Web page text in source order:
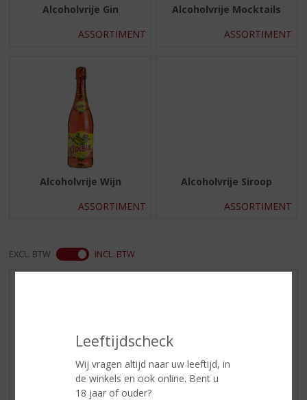
Leeftijdscheck
Wij vragen altijd naar uw leeftijd, in
de winkels en ook online. Bent u
18 jaar of ouder?
Alcoholvrije Gin
ASSORTIMENT
Alcoholvrije Mocktails
ASSORTIMENT
Alcoholvrije Wijn
ASSORTIMENT
Alcoholvrije Siroop
ASSORTIMENT
EXCL. BTW INCL. BTW
RUM VAN DE MAAND
BIER VAN DE MAAND
SPIRIT VAN DE MAAND